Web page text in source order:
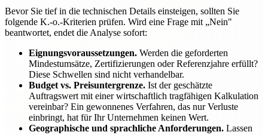
Bevor Sie tief in die technischen Details einsteigen, sollten Sie
folgende K.-o.-Kriterien prüfen. Wird eine Frage mit „Nein"
beantwortet, endet die Analyse sofort:
Eignungsvoraussetzungen. Werden die geforderten
Mindestumsätze, Zertifizierungen oder Referenzjahre erfüllt?
Diese Schwellen sind nicht verhandelbar.
Budget vs. Preisuntergrenze. Ist der geschätzte
Auftragswert mit einer wirtschaftlich tragfähigen Kalkulation
vereinbar? Ein gewonnenes Verfahren, das nur Verluste
einbringt, hat für Ihr Unternehmen keinen Wert.
Geographische und sprachliche Anforderungen. Lassen